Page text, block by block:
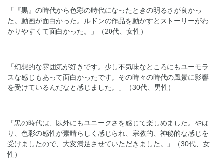
「『黒』の時代から色彩の時代になったときの明るさが良かっ
た。動画が面白かった。ルドンの作品を動かすとストーリーがわ
かりやすくて面白かった。」（20代、女性）
「幻想的な雰囲気が好きです。少し不気味なところにもユーモラ
スな感じもあって面白かったです。その時々の時代の風景に影響
を受けているんだなと感じました。」（30代、男性）
「黒の時代は、以外にもユニークさを感じて楽しめました。やは
り、色彩の感性が素晴らしく感じられ、宗教的、神秘的な感じを
受けましたので、大変満足させていただきました。」（30代、女
性）